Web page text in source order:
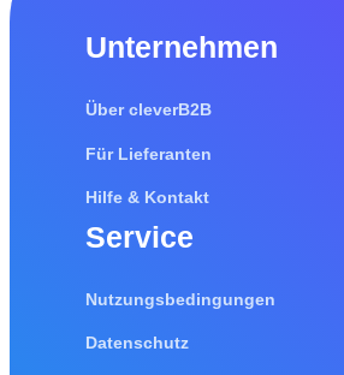
Unternehmen
Über cleverB2B
Für Lieferanten
Hilfe & Kontakt
Service
Nutzungsbedingungen
Datenschutz